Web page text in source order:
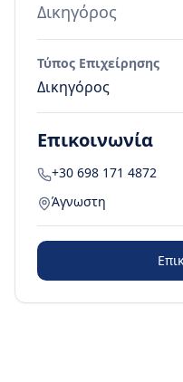
Δικηγόρος
Τύπος Επιχείρησης
Δικηγόρος
Επικοινωνία
+30 698 171 4872
Άγνωστη